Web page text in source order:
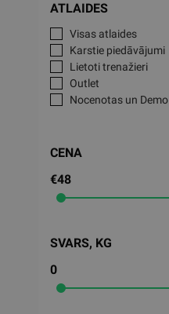
ATLAIDES
Visas atlaides
Karstie piedāvājumi
Lietoti trenažieri
Outlet
Nocenotas un Demo
CENA
€48
SVARS, KG
0